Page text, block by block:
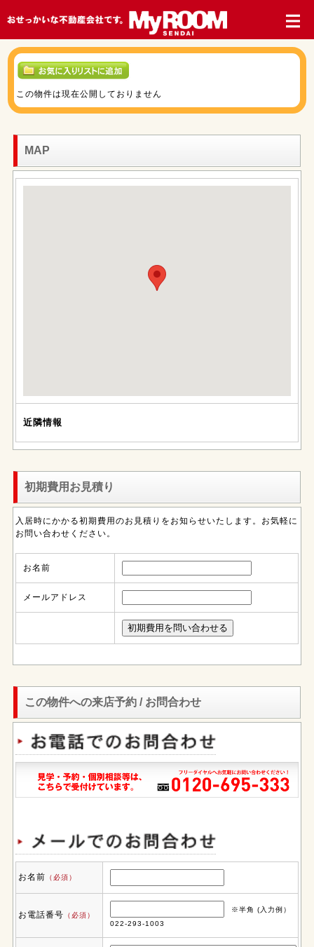
この物件は現在公開しておりません
MAP
近隣情報
初期費用お見積り
入居時にかかる初期費用のお見積りをお知らせいたします。お気軽に
お問い合わせください。
お名前
メールアドレス
この物件への来店予約 / お問合わせ
お名前 （必須）
お電話番号 （必須）
※半角 (入力例）
022-293-1003